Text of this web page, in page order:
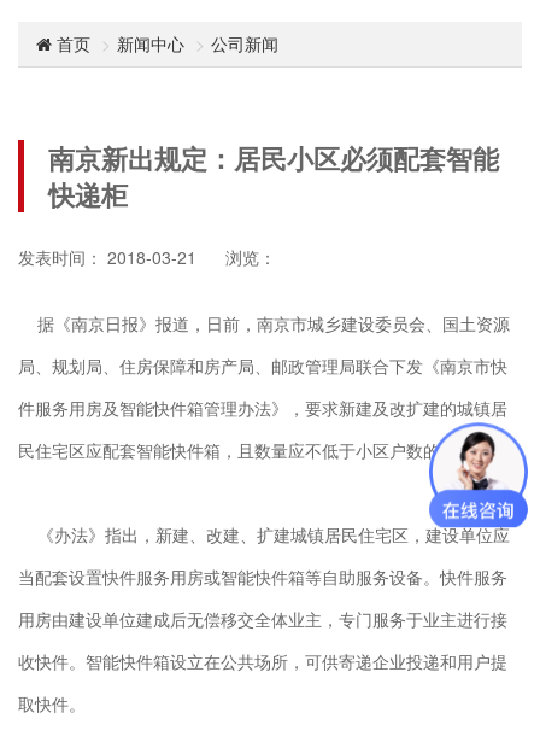
首页 新闻中心 公司新闻
南京新出规定：居民小区必须配套智能
快递柜
发表时间： 2018-03-21 浏览：
据《南京日报》报道，日前，南京市城乡建设委员会、国土资源
局、规划局、住房保障和房产局、邮政管理局联合下发《南京市快
件服务用房及智能快件箱管理办法》，要求新建及改扩建的城镇居
民住宅区应配套智能快件箱，且数量应不低于小区户数的20%。
《办法》指出，新建、改建、扩建城镇居民住宅区，建设单位应
当配套设置快件服务用房或智能快件箱等自助服务设备。快件服务
用房由建设单位建成后无偿移交全体业主，专门服务于业主进行接
收快件。智能快件箱设立在公共场所，可供寄递企业投递和用户提
取快件。